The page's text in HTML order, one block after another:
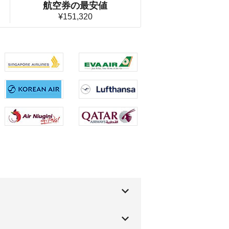
航空券の最安値
¥151,320